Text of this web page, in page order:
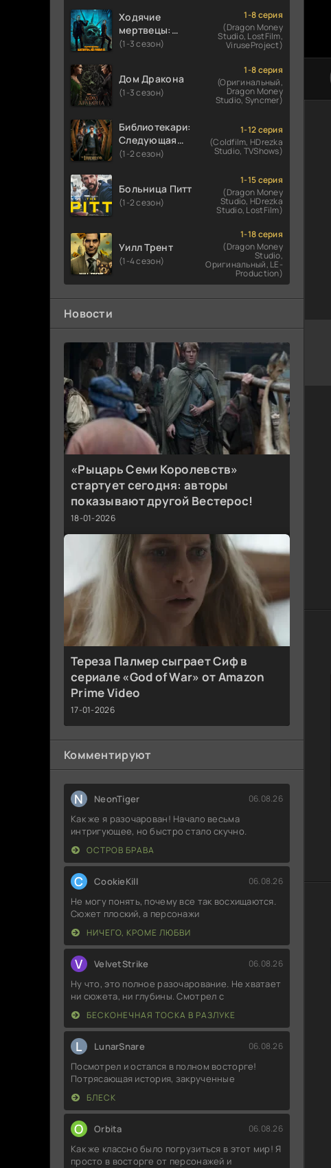
Ходячие
мертвецы:
Мертвый
(1-3 сезон)
1-8 серия
(Dragon Money
Studio, LostFilm,
ViruseProject)
Дом Дракона
(1-3 сезон)
1-8 серия
(Оригинальный,
Dragon Money
Studio, Syncmer)
Библиотекари:
Следующая
глава
(1-2 сезон)
1-12 серия
(Coldfilm, HDrezka
Studio, TVShows)
Больница Питт
(1-2 сезон)
1-15 серия
(Dragon Money
Studio, HDrezka
Studio, LostFilm)
Уилл Трент
(1-4 сезон)
1-18 серия
(Dragon Money
Studio,
Оригинальный, LE-
Production)
Новости
«Рыцарь Семи Королевств»
стартует сегодня: авторы
показывают другой Вестерос!
18-01-2026
Тереза Палмер сыграет Сиф в
сериале «God of War» от Amazon
Prime Video
17-01-2026
Комментируют
N NeonTiger 06.08.26
Как же я разочарован! Начало весьма
интригующее, но быстро стало скучно.
ОСТРОВ БРАВА
C CookieKill 06.08.26
Не могу понять, почему все так восхищаются.
Сюжет плоский, а персонажи
НИЧЕГО, КРОМЕ ЛЮБВИ
V VelvetStrike 06.08.26
Ну что, это полное разочарование. Не хватает
ни сюжета, ни глубины. Смотрел с
БЕСКОНЕЧНАЯ ТОСКА В РАЗЛУКЕ
L LunarSnare 06.08.26
Посмотрел и остался в полном восторге!
Потрясающая история, закрученные
БЛЕСК
O Orbita 06.08.26
Как же классно было погрузиться в этот мир! Я
просто в восторге от персонажей и